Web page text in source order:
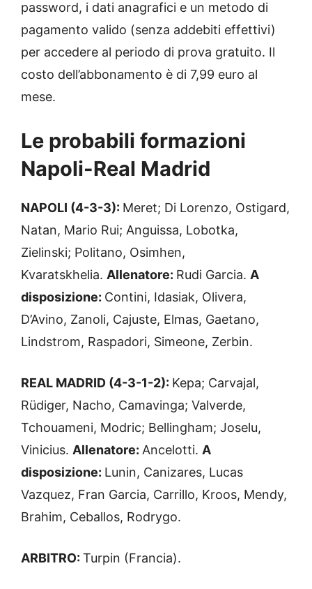
password, i dati anagrafici e un metodo di
pagamento valido (senza addebiti effettivi)
per accedere al periodo di prova gratuito. Il
costo dell’abbonamento è di 7,99 euro al
mese.
Le probabili formazioni
Napoli-Real Madrid
NAPOLI (4-3-3): Meret; Di Lorenzo, Ostigard,
Natan, Mario Rui; Anguissa, Lobotka,
Zielinski; Politano, Osimhen,
Kvaratskhelia. Allenatore: Rudi Garcia. A
disposizione: Contini, Idasiak, Olivera,
D’Avino, Zanoli, Cajuste, Elmas, Gaetano,
Lindstrom, Raspadori, Simeone, Zerbin.
REAL MADRID (4-3-1-2): Kepa; Carvajal,
Rüdiger, Nacho, Camavinga; Valverde,
Tchouameni, Modric; Bellingham; Joselu,
Vinicius. Allenatore: Ancelotti. A
disposizione: Lunin, Canizares, Lucas
Vazquez, Fran Garcia, Carrillo, Kroos, Mendy,
Brahim, Ceballos, Rodrygo.
ARBITRO: Turpin (Francia).